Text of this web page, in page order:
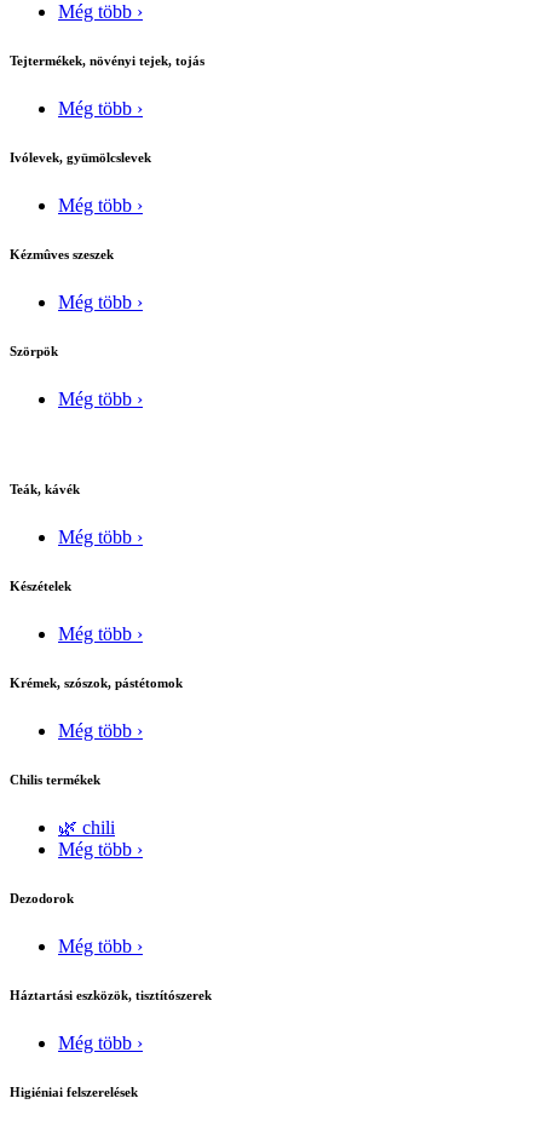
Még több ›
Tejtermékek, növényi tejek, tojás
Még több ›
Ivólevek, gyümölcslevek
Még több ›
Kézmûves szeszek
Még több ›
Szörpök
Még több ›
Teák, kávék
Még több ›
Készételek
Még több ›
Krémek, szószok, pástétomok
Még több ›
Chilis termékek
🌿 chili
Még több ›
Dezodorok
Még több ›
Háztartási eszközök, tisztítószerek
Még több ›
Higiéniai felszerelések